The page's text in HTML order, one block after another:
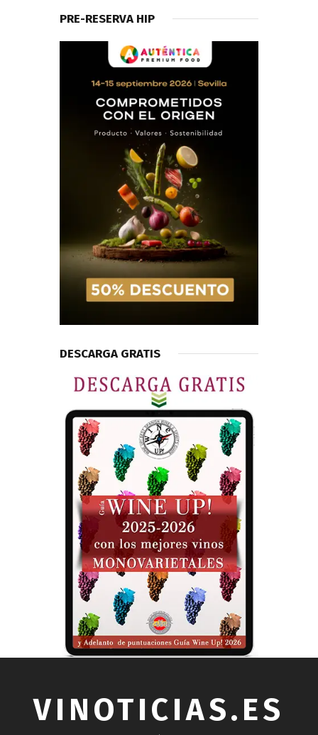
PRE-RESERVA HIP
DESCARGA GRATIS
VINOTICIAS.ES